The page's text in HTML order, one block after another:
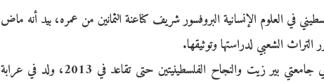
في العلوم الإنسانية البروفسور شريف كناعنة الثمانين من عمره، بيد أنه ماض
الشعبي لدراستها وتوثيقها.
كناعنة الذي عمل محاضرا في جامعتي بير زيت والنجاح الفلسطينيتين حتى تقاعد في 2013، ولد في عرابة